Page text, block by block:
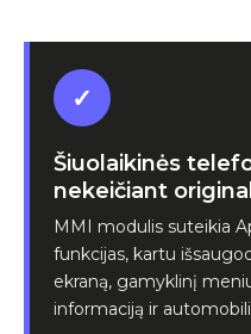
✓
Šiuolaikinės
nekeičiant
MMI modulis suteikia
funkcijas, kartu
ekraną, gamyklinį
informaciją ir